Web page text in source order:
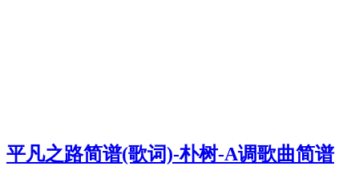
平凡之路简谱(歌词)-朴树-A调歌曲简谱